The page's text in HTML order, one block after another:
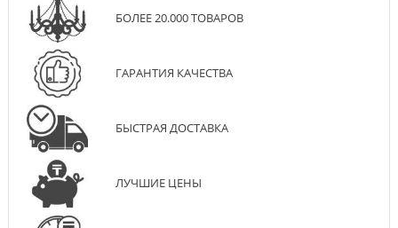
БОЛЕЕ 20.000 ТОВАРОВ
ГАРАНТИЯ КАЧЕСТВА
БЫСТРАЯ ДОСТАВКА
ЛУЧШИЕ ЦЕНЫ